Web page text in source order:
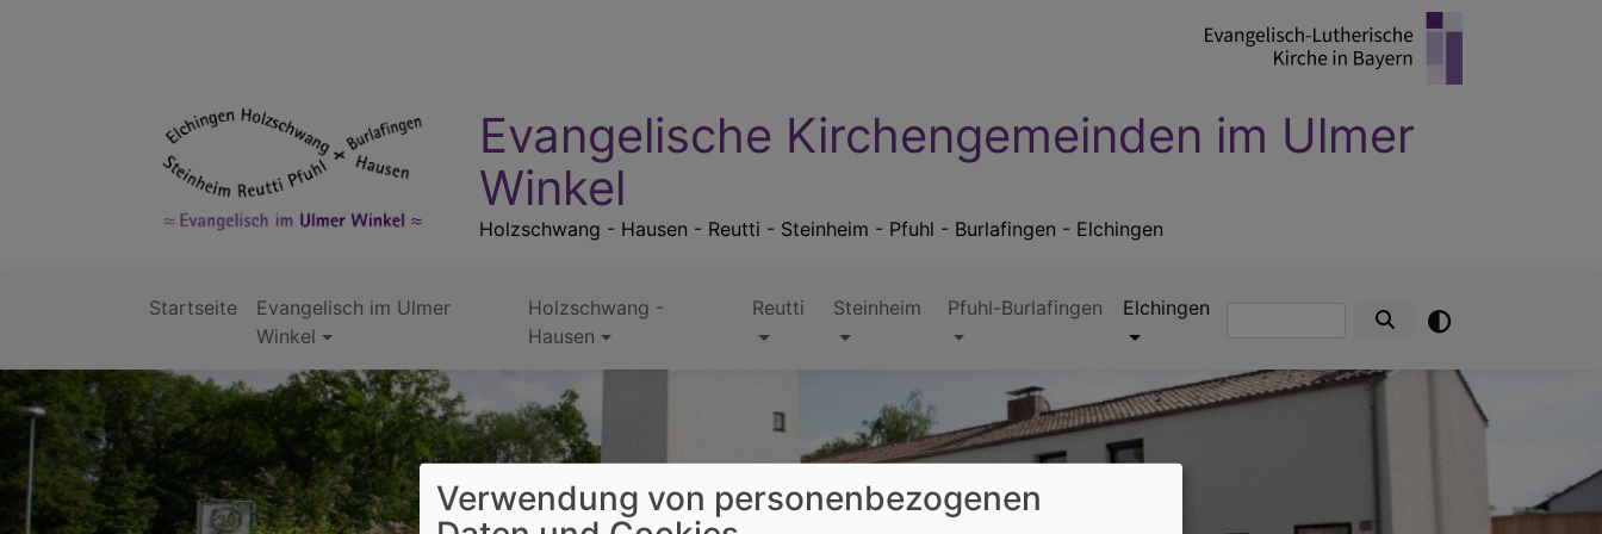
Evangelische Kirchengemeinden im Ulmer
Winkel
Holzschwang - Hausen - Reutti - Steinheim - Pfuhl - Burlafingen - Elchingen
Hauptnavigation
Startseite
Evangelisch im Ulmer
Winkel
Holzschwang -
Hausen
Reutti Steinheim Pfuhl-Burlafingen ElchingenSuche
Verwendung von personenbezogenen